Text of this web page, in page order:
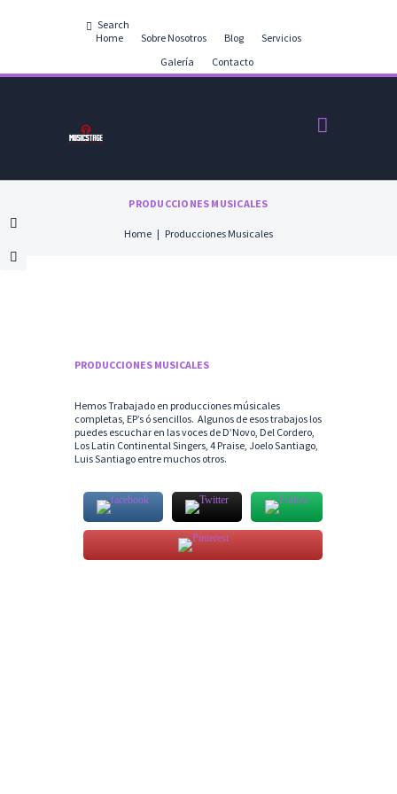
Home Sobre Nosotros Blog
Servicios
Galería
Contacto
PRODUCCIONES MUSICALES
Home Producciones Musicales
PRODUCCIONES MUSICALES
Hemos Trabajado en producciones músicales
completas, EP’s ó sencillos. Algunos de esos trabajos los
puedes escuchar en las voces de D’Novo, Del Cordero,
Los Latin Continental Singers, 4 Praise, Joelo Santiago,
Luis Santiago entre muchos otros.